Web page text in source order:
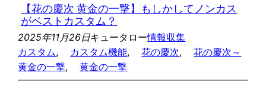
【花の慶次 黄金の一撃】もしかしてノンカス
がベストカスタム？
2025年11月26日キュータロー情報収集
カスタム, カスタム機能, 花の慶次,
花の慶次～
黄金の一撃, 黄金の一撃